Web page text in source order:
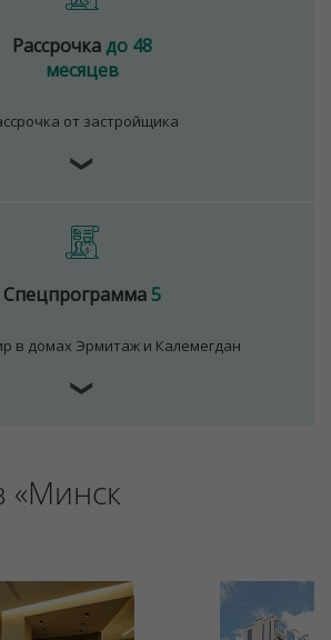
Рассрочкадо 48
месяцев
от застройщика
❯
Спецпрограмма5
в домах Эрмитаж и Калемегдан
❯
«Минск